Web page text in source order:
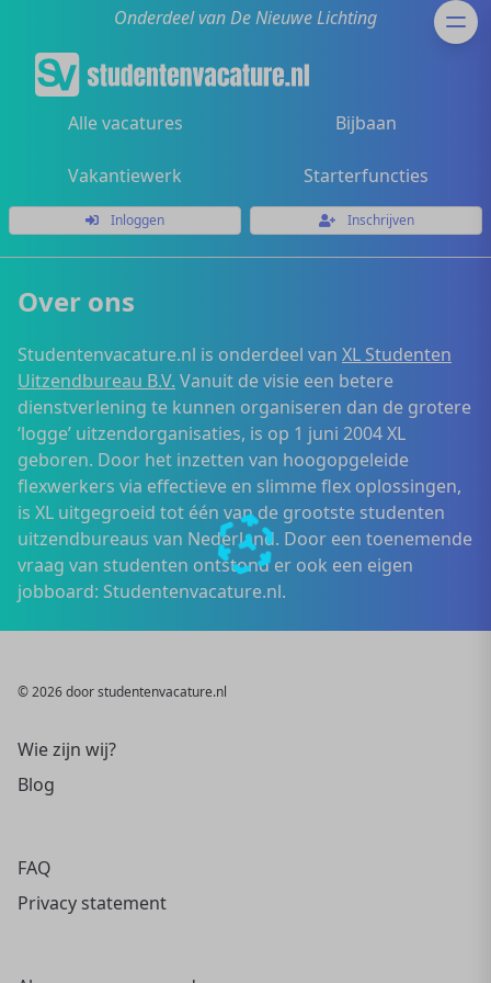
Onderdeel van De Nieuwe Lichting
Alle vacatures Bijbaan
Vakantiewerk Starterfuncties
Inloggen Inschrijven
Over ons
Studentenvacature.nl is onderdeel van XL Studenten
Uitzendbureau B.V. Vanuit de visie een betere
dienstverlening te kunnen organiseren dan de grotere
‘logge’ uitzendorganisaties, is op 1 juni 2004 XL
geboren. Door het inzetten van hoogopgeleide
flexwerkers via effectieve en slimme flex oplossingen,
is XL uitgegroeid tot één van de grootste studenten
uitzendbureaus van Nederland. Door een toenemende
vraag van studenten ontstond er ook een eigen
jobboard: Studentenvacature.nl.
© 2026 door studentenvacature.nl
Wie zijn wij?
Blog
FAQ
Privacy statement